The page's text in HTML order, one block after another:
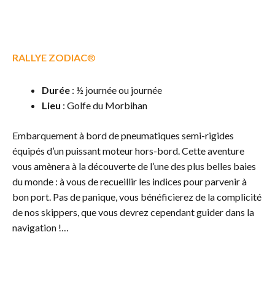
RALLYE ZODIAC®
Durée : ½ journée ou journée
Lieu : Golfe du Morbihan
Embarquement à bord de pneumatiques semi-rigides
équipés d’un puissant moteur hors-bord. Cette aventure
vous amènera à la découverte de l’une des plus belles baies
du monde : à vous de recueillir les indices pour parvenir à
bon port. Pas de panique, vous bénéficierez de la complicité
de nos skippers, que vous devrez cependant guider dans la
navigation !…